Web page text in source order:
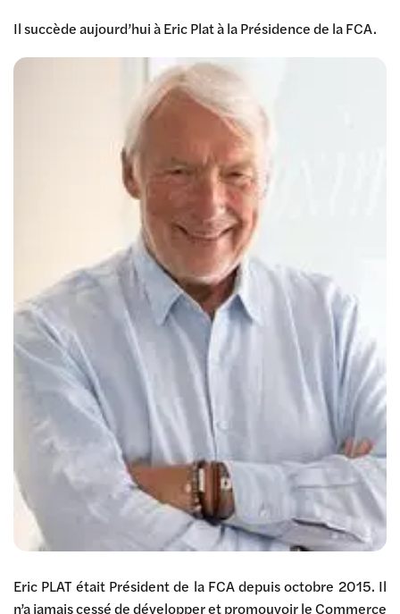
Il succède aujourd’hui à Eric Plat à la Présidence de la FCA.
Eric PLAT était Président de la FCA depuis octobre 2015. Il
n’a jamais cessé de développer et promouvoir le Commerce